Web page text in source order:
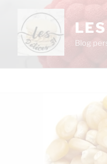
Blog